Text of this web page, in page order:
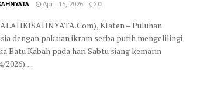
April 15, 2026 0
Klaten – Puluhan
dengan pakaian ikram serba putih mengelilingi
Batu Kabah pada hari Sabtu siang kemarin
2026). ...